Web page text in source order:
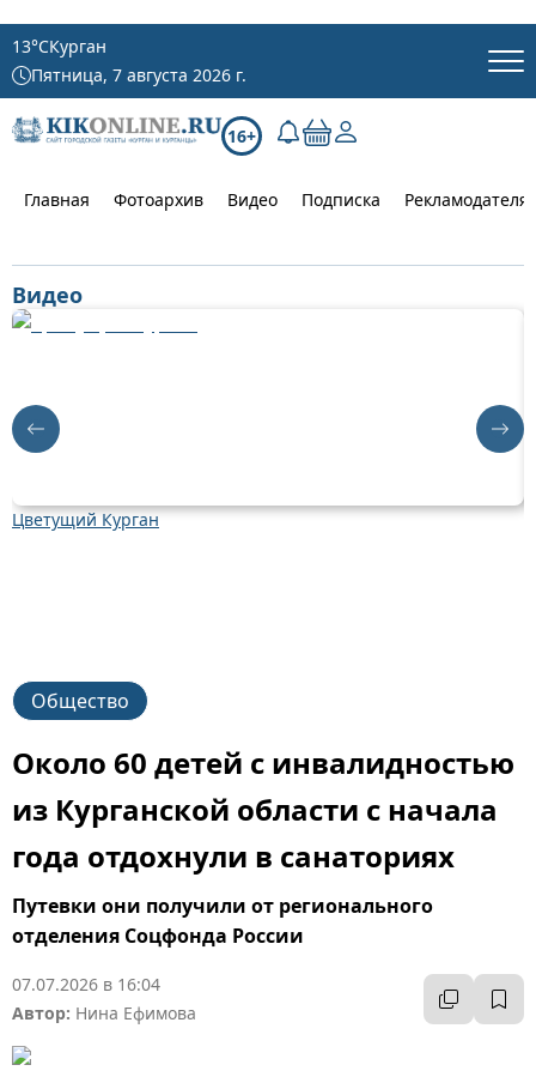
13°CКурган
Пятница, 7 августа 2026 г.
16+
Главная Фотоархив Видео Подписка
Видео
Цветущий Курган
Общество
Около 60 детей с инвалидностью
из Курганской области с начала
года отдохнули в санаториях
Путевки они получили от регионального
отделения Соцфонда России
07.07.2026 в 16:04
Автор: Нина Ефимова